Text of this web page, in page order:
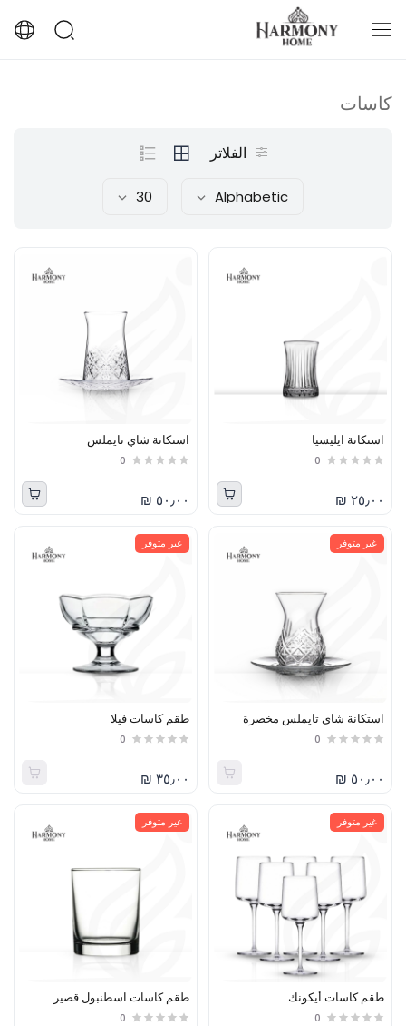
كاسات
الفلاتر
Alphabetic
30
استكانة ايليسيا
0
٢٥٫٠٠ ₪
استكانة شاي تايملس
0
٥٠٫٠٠ ₪
غير متوفر
استكانة شاي تايملس مخصرة
0
٥٠٫٠٠ ₪
غير متوفر
طقم كاسات فيلا
0
٣٥٫٠٠ ₪
غير متوفر
طقم كاسات أيكونك
0
غير متوفر
طقم كاسات اسطنبول قصير
0